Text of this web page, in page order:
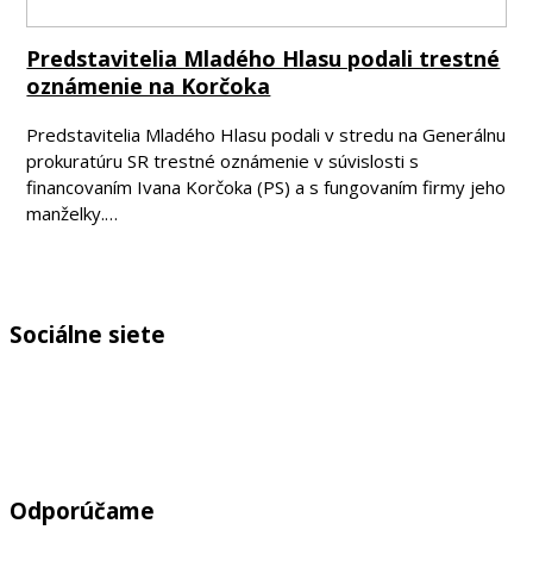
Predstavitelia Mladého Hlasu podali trestné
oznámenie na Korčoka
Predstavitelia Mladého Hlasu podali v stredu na Generálnu
prokuratúru SR trestné oznámenie v súvislosti s
financovaním Ivana Korčoka (PS) a s fungovaním firmy jeho
manželky.…
Sociálne siete
Odporúčame